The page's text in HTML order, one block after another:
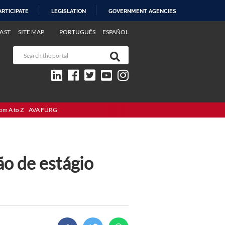
LEGISLATION GOVERNMENT AGENCIES
PORTUGUÊS ESPAÑOL
SITE MAP
A to Z AVA FURG
de estágio